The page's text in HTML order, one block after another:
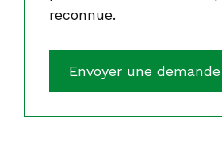
reconnue.
Envoyer une demande